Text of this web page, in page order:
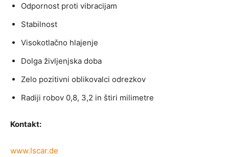
Odpornost proti vibracijam
Stabilnost
Visokotlačno hlajenje
Dolga življenjska doba
Zelo pozitivni oblikovalci odrezkov
Radiji robov 0,8, 3,2 in štiri milimetre
Kontakt:
www.Iscar.de